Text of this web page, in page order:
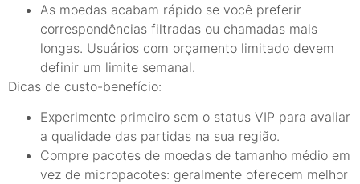
As moedas acabam rápido se você preferir
correspondências filtradas ou chamadas mais
longas. Usuários com orçamento limitado devem
definir um limite semanal.
Dicas de custo-benefício:
Experimente primeiro sem o status VIP para avaliar
a qualidade das partidas na sua região.
Compre pacotes de moedas de tamanho médio em
vez de micropacotes: geralmente oferecem melhor